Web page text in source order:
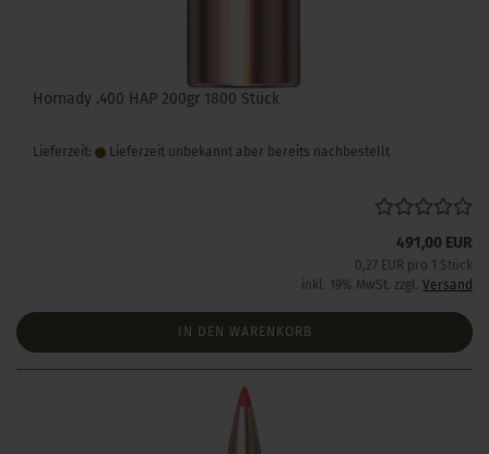
Hornady .400 HAP 200gr 1800 Stück
Lieferzeit: Lieferzeit unbekannt aber bereits nachbestellt
491,00 EUR
0,27 EUR pro 1 Stück
inkl. 19% MwSt. zzgl. Versand
IN DEN WARENKORB